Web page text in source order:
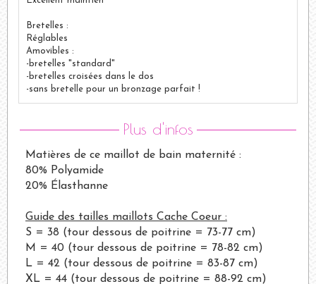
Bretelles :
Réglables
Amovibles :
-bretelles "standard"
-bretelles croisées dans le dos
-sans bretelle pour un bronzage parfait !
Plus d'infos
Matières de ce maillot de bain maternité :
80% Polyamide
20% Élasthanne
Guide des tailles maillots Cache Coeur :
S = 38 (tour dessous de poitrine = 73-77 cm)
M = 40 (tour dessous de poitrine = 78-82 cm)
L = 42 (tour dessous de poitrine = 83-87 cm)
XL = 44 (tour dessous de poitrine = 88-92 cm)